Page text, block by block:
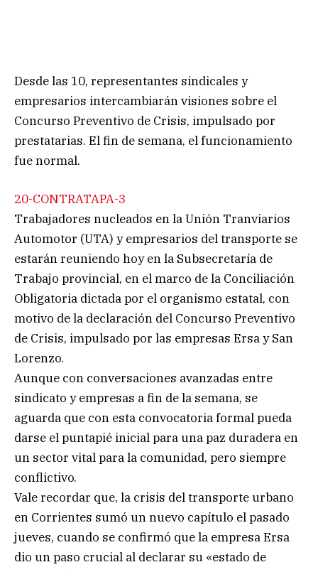
Desde las 10, representantes sindicales y
empresarios intercambiarán visiones sobre el
Concurso Preventivo de Crisis, impulsado por
prestatarias. El fin de semana, el funcionamiento
fue normal.
20-CONTRATAPA-3
Trabajadores nucleados en la Unión Tranviarios
Automotor (UTA) y empresarios del transporte se
estarán reuniendo hoy en la Subsecretaría de
Trabajo provincial, en el marco de la Conciliación
Obligatoria dictada por el organismo estatal, con
motivo de la declaración del Concurso Preventivo
de Crisis, impulsado por las empresas Ersa y San
Lorenzo.
Aunque con conversaciones avanzadas entre
sindicato y empresas a fin de la semana, se
aguarda que con esta convocatoria formal pueda
darse el puntapié inicial para una paz duradera en
un sector vital para la comunidad, pero siempre
conflictivo.
Vale recordar que, la crisis del transporte urbano
en Corrientes sumó un nuevo capítulo el pasado
jueves, cuando se confirmó que la empresa Ersa
dio un paso crucial al declarar su «estado de